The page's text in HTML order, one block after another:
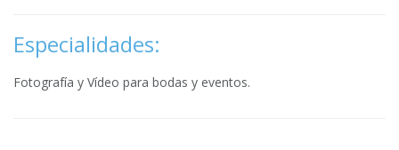
Especialidades:
Fotografía y Vídeo para bodas y eventos.